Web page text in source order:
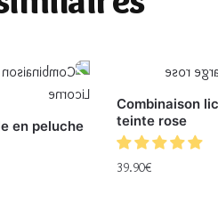
en peluche
Combinaison
teinte rose
39.90€